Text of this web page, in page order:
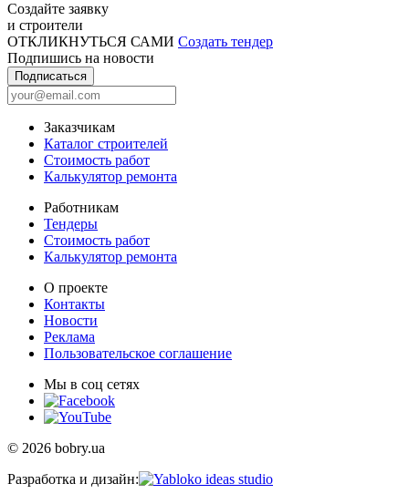
Создайте заявку
и строители
ОТКЛИКНУТЬСЯ САМИ Создать тендер
Подпишись на новости
Подписаться
Заказчикам
Каталог строителей
Стоимость работ
Калькулятор ремонта
Работникам
Тендеры
Стоимость работ
Калькулятор ремонта
О проекте
Контакты
Новости
Реклама
Пользовательское соглашение
Мы в соц сетях
© 2026 bobry.ua
Разработка и дизайн: